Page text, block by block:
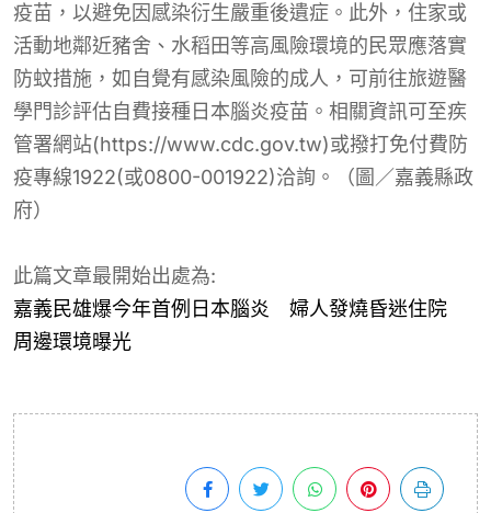
疫苗，以避免因感染衍生嚴重後遺症。此外，住家或
活動地鄰近豬舍、水稻田等高風險環境的民眾應落實
防蚊措施，如自覺有感染風險的成人，可前往旅遊醫
學門診評估自費接種日本腦炎疫苗。相關資訊可至疾
管署網站(https://www.cdc.gov.tw)或撥打免付費防
疫專線1922(或0800-001922)洽詢。（圖／嘉義縣政
府）
此篇文章最開始出處為:
嘉義民雄爆今年首例日本腦炎 婦人發燒昏迷住院
周邊環境曝光